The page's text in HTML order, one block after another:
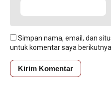
Simpan nama, email, dan
untuk komentar saya berikutnya.